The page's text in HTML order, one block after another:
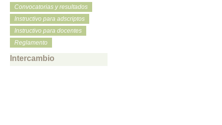
Convocatorias y resultados
Instructivo para adscriptos
Instructivo para docentes
Reglamento
Intercambio